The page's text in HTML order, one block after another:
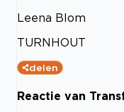
Leena Blom
TURNHOUT
delen
Reactie van